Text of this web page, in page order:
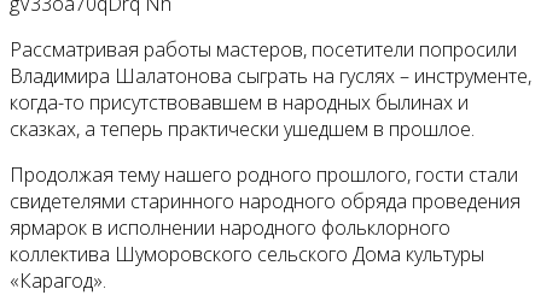
Рассматривая работы мастеров, посетители попросили
Владимира Шалатонова сыграть на гуслях – инструменте,
когда-то присутствовавшем в народных былинах и
сказках, а теперь практически ушедшем в прошлое.
Продолжая тему нашего родного прошлого, гости стали
свидетелями старинного народного обряда проведения
ярмарок в исполнении народного фольклорного
коллектива Шуморовского сельского Дома культуры
«Карагод».